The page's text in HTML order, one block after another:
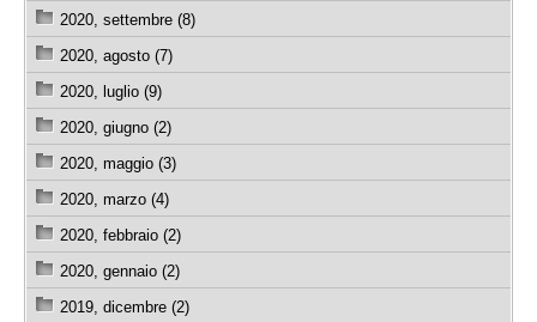
2020, settembre (8)
2020, agosto (7)
2020, luglio (9)
2020, giugno (2)
2020, maggio (3)
2020, marzo (4)
2020, febbraio (2)
2020, gennaio (2)
2019, dicembre (2)